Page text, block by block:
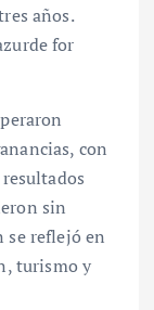
años.
for
con
sin
se reflejó en
turismo y